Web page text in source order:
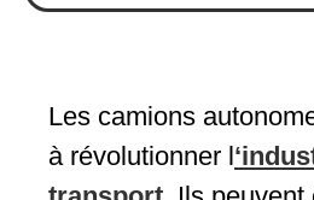
Les camions
à révolutionner l